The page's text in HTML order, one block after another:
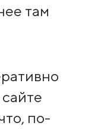
там
по-